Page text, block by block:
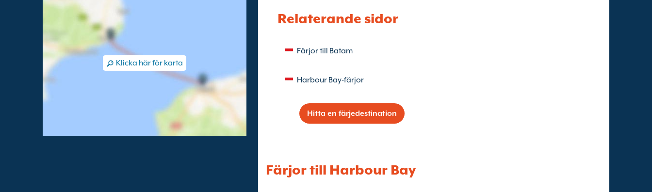
Klicka här för karta
Färjor till Harbour Bay
Relaterande sidor
Färjor till Batam
Harbour Bay-färjor
Hitta en färjedestination